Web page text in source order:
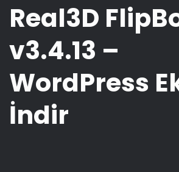
Real3D
v3.4.13 –
WordPress
İndir